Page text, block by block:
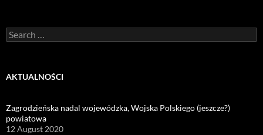
Search
for:
AKTUALNOŚCI
Zagrodzieńska nadal wojewódzka, Wojska Polskiego (jeszcze?)
powiatowa
12 August 2020